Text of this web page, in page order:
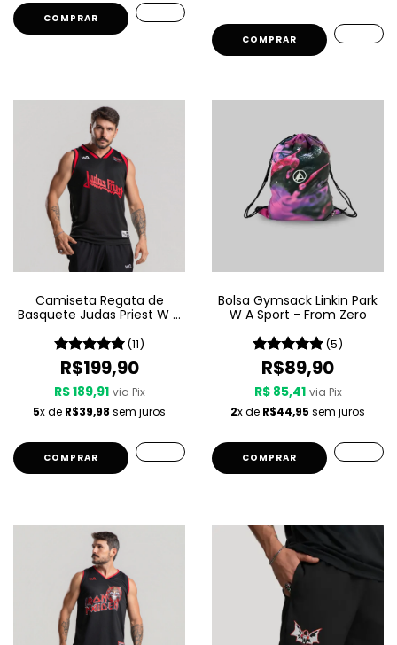
COMPRAR
COMPRAR
Camiseta Regata de
Basquete Judas Priest W A
(11)
R$199,90
R$ 189,91 via Pix
5x de R$39,98 sem juros
COMPRAR
Bolsa Gymsack Linkin Park
W A Sport - From Zero
(5)
R$89,90
R$ 85,41 via Pix
2x de R$44,95 sem juros